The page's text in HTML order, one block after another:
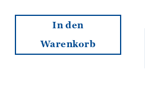
In den
Warenkorb